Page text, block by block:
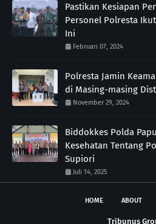
Pastikan Kesiapan
Personel Polresta
Ini
Februari 07, 2024
Polresta Jamin
di Masing-masing
November 29, 2024
Biddokkes Polda
Kesehatan Tentang
Supiori
Juli 14, 2025
HOME ABOUT
Tribunus